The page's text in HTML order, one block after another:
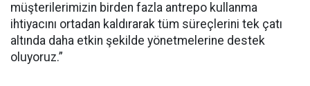
müşterilerimizin birden fazla antrepo kullanma
ihtiyacını ortadan kaldırarak tüm süreçlerini tek çatı
altında daha etkin şekilde yönetmelerine destek
oluyoruz.”